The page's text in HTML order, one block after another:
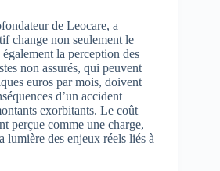
de Leocare, a
change non seulement le
la perception des
non assurés, qui peuvent
euros par mois, doivent
d’un accident
exorbitants. Le coût
perçue comme une charge,
lumière des enjeux réels liés à